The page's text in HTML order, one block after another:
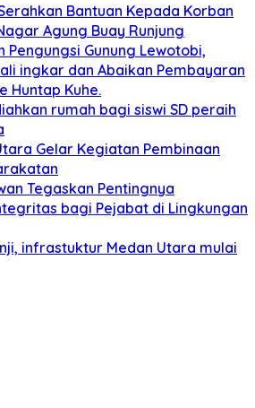
Bantuan Kepada Korban
Agung Buay Runjung
Pengungsi Gunung Lewotobi,
ingkar dan Abaikan Pembayaran
Huntap Kuhe.
rumah bagi siswi SD peraih
Gelar Kegiatan Pembinaan
Tegaskan Pentingnya
bagi Pejabat di Lingkungan
infrastuktur Medan Utara mulai